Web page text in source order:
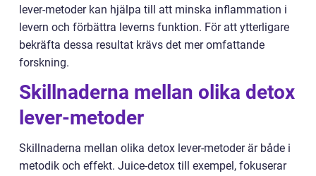
lever-metoder kan hjälpa till att minska inflammation i
levern och förbättra leverns funktion. För att ytterligare
bekräfta dessa resultat krävs det mer omfattande
forskning.
Skillnaderna mellan olika detox
lever-metoder
Skillnaderna mellan olika detox lever-metoder är både i
metodik och effekt. Juice-detox till exempel, fokuserar